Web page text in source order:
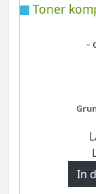
Toner
-